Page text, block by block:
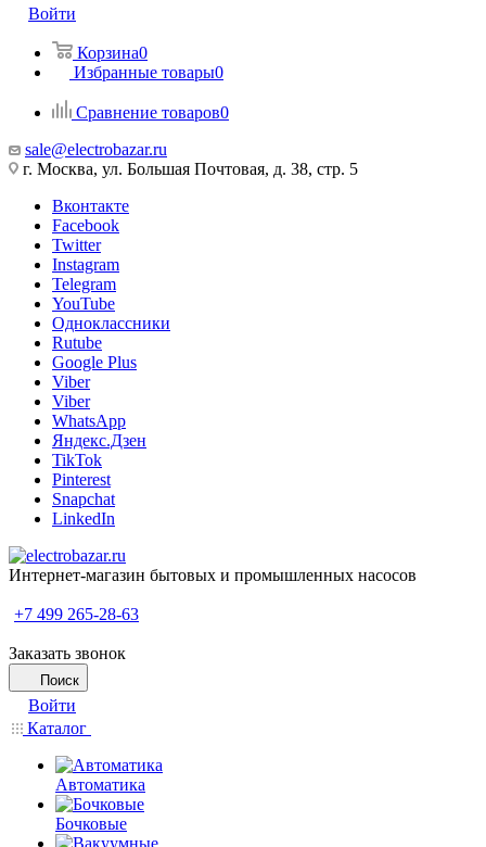
Войти
Корзина0
Избранные товары0
Сравнение товаров0
sale@electrobazar.ru
г. Москва, ул. Большая Почтовая, д. 38, стр. 5
Вконтакте
Facebook
Twitter
Instagram
Telegram
YouTube
Одноклассники
Rutube
Google Plus
Viber
Viber
WhatsApp
Яндекс.Дзен
TikTok
Pinterest
Snapchat
LinkedIn
Интернет-магазин бытовых и промышленных насосов
+7 499 265-28-63
Заказать звонок
Поиск
Войти
Каталог
Автоматика
Бочковые